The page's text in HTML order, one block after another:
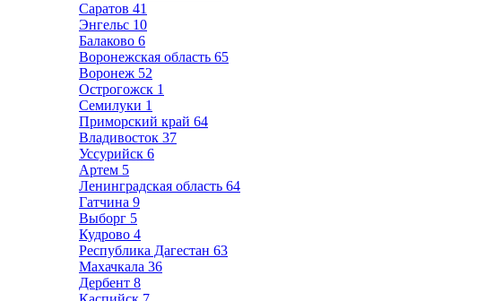
Саратов 41
Энгельс 10
Балаково 6
Воронежская область 65
Воронеж 52
Острогожск 1
Семилуки 1
Приморский край 64
Владивосток 37
Уссурийск 6
Артем 5
Ленинградская область 64
Гатчина 9
Выборг 5
Кудрово 4
Республика Дагестан 63
Махачкала 36
Дербент 8